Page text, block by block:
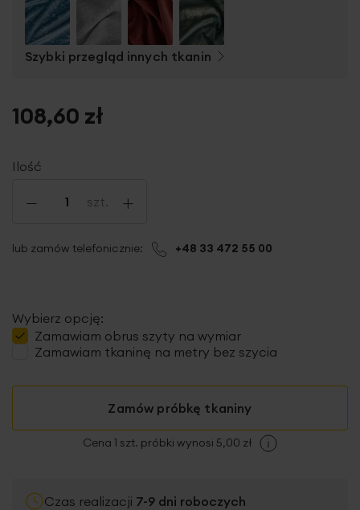
Szybki przegląd innych tkanin
108,60 zł
Ilość
- szt. +
lub zamów telefonicznie: +48 33 472 55 00
Wybierz opcję:
Zamawiam obrus szyty na wymiar
Zamawiam tkaninę na metry bez szycia
Zamów próbkę tkaniny
Cena 1 szt. próbki wynosi 5,00 zł
Czas realizacji 7-9 dni roboczych